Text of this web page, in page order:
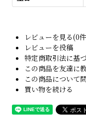
レビューを見る(0
レビューを投稿
特定商取引法に基
この商品を友達に
この商品について
買い物を続ける